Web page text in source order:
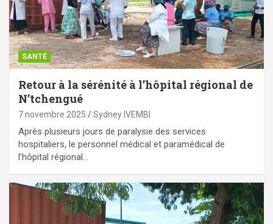
SANTÉ
Retour à la sérénité à l’hôpital régional de
N’tchengué
7 novembre 2025 Sydney IVEMBI
Après plusieurs jours de paralysie des services
hospitaliers, le personnel médical et paramédical de
l’hôpital régional…